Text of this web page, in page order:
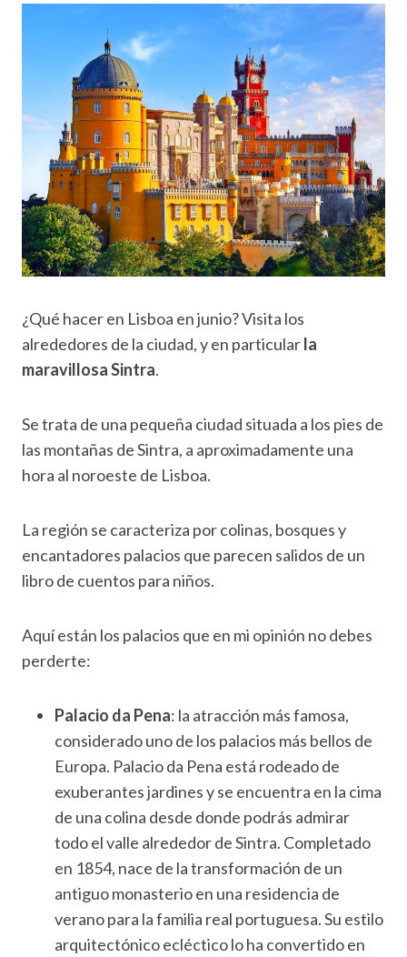
¿Qué hacer en Lisboa en junio? Visita los
alrededores de la ciudad, y en particularla
maravillosa Sintra.
Se trata de una pequeña ciudad situada a los pies de
las montañas de Sintra, a aproximadamente una
hora al noroeste de Lisboa.
La región se caracteriza por colinas, bosques y
encantadores palacios que parecen salidos de un
libro de cuentos para niños.
Aquí están los palacios que en mi opinión no debes
perderte:
Palacio da Pena: la atracción más famosa,
considerado uno de los palacios más bellos de
Europa. Palacio da Pena está rodeado de
exuberantes jardines y se encuentra en la cima
de una colina desde donde podrás admirar
todo el valle alrededor de Sintra. Completado
en 1854, nace de la transformación de un
antiguo monasterio en una residencia de
verano para la familia real portuguesa. Su estilo
arquitectónico ecléctico lo ha convertido en